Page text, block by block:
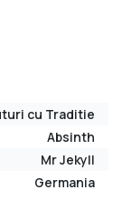
cu Traditie
Absinth
Mr Jekyll
Germania